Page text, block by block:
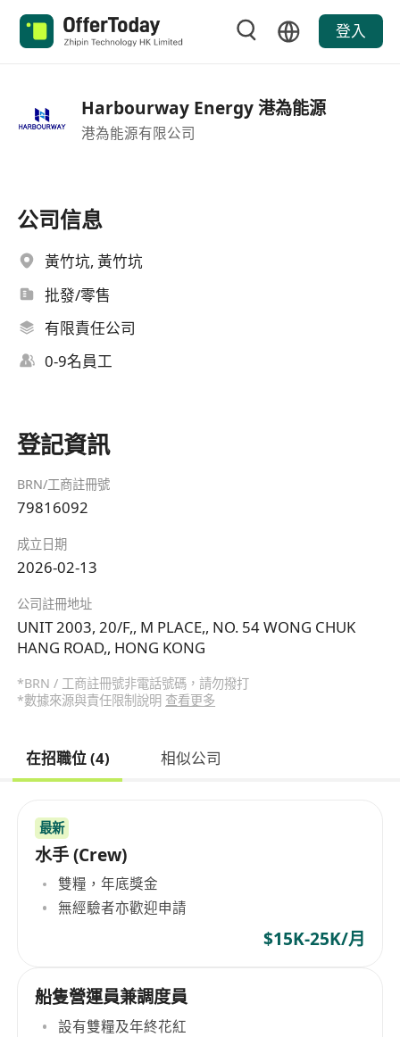
登入
Harbourway Energy 港為能源
港為能源有限公司
公司信息
黃竹坑, 黃竹坑
批發/零售
有限責任公司
0-9名員工
登記資訊
BRN/工商註冊號
79816092
成立日期
2026-02-13
公司註冊地址
UNIT 2003, 20/F,, M PLACE,, NO. 54 WONG CHUK
HANG ROAD,, HONG KONG
*BRN / 工商註冊號非電話號碼，請勿撥打
*數據來源與責任限制說明 查看更多
在招職位 (4) 相似公司
最新
水手 (Crew)
雙糧，年底獎金
無經驗者亦歡迎申請
$15K-25K/月
船隻營運員兼調度員
設有雙糧及年終花紅